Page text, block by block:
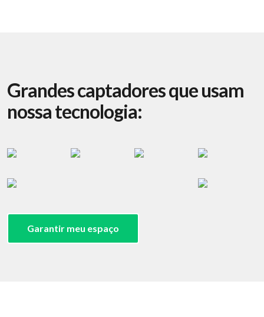
Grandes captadores que usam
nossa tecnologia:
Garantir meu espaço